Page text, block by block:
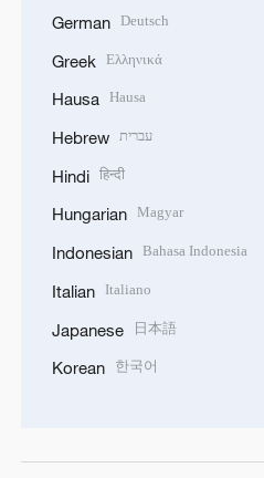
German Deutsch
Greek Ελληνικά
Hausa Hausa
Hebrew עברית
Hindi हिन्दी
Hungarian Magyar
Indonesian Bahasa Indonesia
Italian Italiano
Japanese 日本語
Korean 한국어